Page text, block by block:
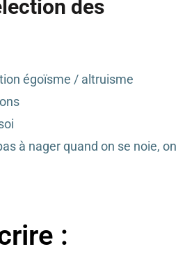
des
égoïsme / altruisme
à nager quand on se noie, on
: